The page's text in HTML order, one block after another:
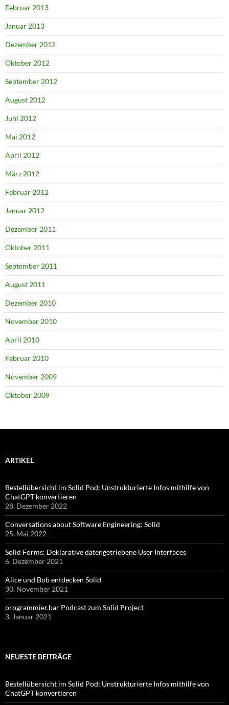
Februar 2013
Januar 2013
Dezember 2012
Oktober 2012
September 2012
August 2012
Juni 2012
Mai 2012
April 2012
März 2012
Februar 2012
Januar 2012
Dezember 2011
Oktober 2011
September 2011
August 2011
Dezember 2010
November 2010
April 2010
Februar 2010
November 2009
Oktober 2009
ARTIKEL
Bestellübersicht im Solid Pod: Unstrukturierte Infos mithilfe von
ChatGPT konvertieren
28. Dezember 2022
Conversations about Software Engineering: Solid
25. Mai 2022
Solid Forms: Deklarative datengetriebene User Interfaces
6. Dezember 2021
Alice und Bob entdecken Solid
30. November 2021
programmier.bar Podcast zum Solid Project
3. Januar 2021
NEUESTE BEITRÄGE
Bestellübersicht im Solid Pod: Unstrukturierte Infos mithilfe von
ChatGPT konvertieren